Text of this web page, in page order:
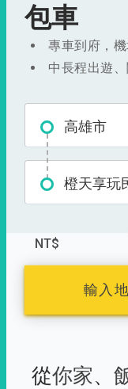
包車
專車到府，
中長程出遊
高雄市
橙天享玩
NT$
輸入
從你家、